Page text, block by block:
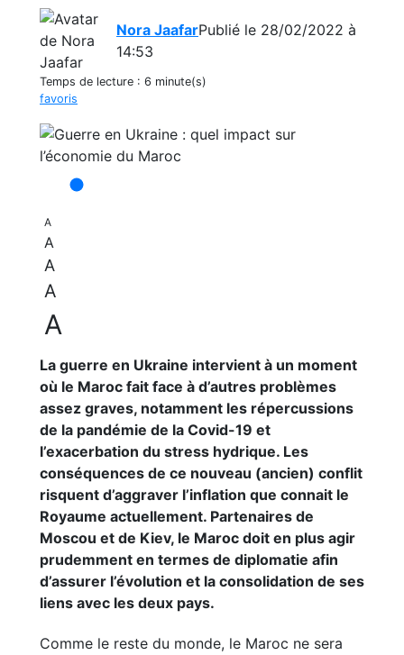
Nora JaafarPublié le 28/02/2022 à
14:53
Temps de lecture : 6 minute(s)
favoris
A
A
A
A
A
La guerre en Ukraine intervient à un moment
où le Maroc fait face à d’autres problèmes
assez graves, notamment les répercussions
de la pandémie de la Covid-19 et
l’exacerbation du stress hydrique. Les
conséquences de ce nouveau (ancien) conflit
risquent d’aggraver l’inflation que connait le
Royaume actuellement. Partenaires de
Moscou et de Kiev, le Maroc doit en plus agir
prudemment en termes de diplomatie afin
d’assurer l’évolution et la consolidation de ses
liens avec les deux pays.
Comme le reste du monde, le Maroc ne sera